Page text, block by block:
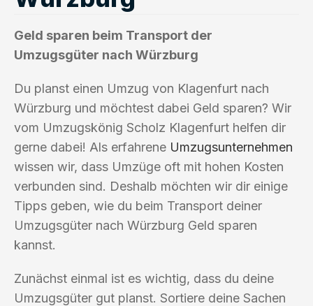
Geld sparen beim Transport der
Umzugsgüter nach Würzburg
Du planst einen Umzug von Klagenfurt nach
Würzburg und möchtest dabei Geld sparen? Wir
vom Umzugskönig Scholz Klagenfurt helfen dir
gerne dabei! Als erfahrene Umzugsunternehmen
wissen wir, dass Umzüge oft mit hohen Kosten
verbunden sind. Deshalb möchten wir dir einige
Tipps geben, wie du beim Transport deiner
Umzugsgüter nach Würzburg Geld sparen
kannst.
Zunächst einmal ist es wichtig, dass du deine
Umzugsgüter gut planst. Sortiere deine Sachen